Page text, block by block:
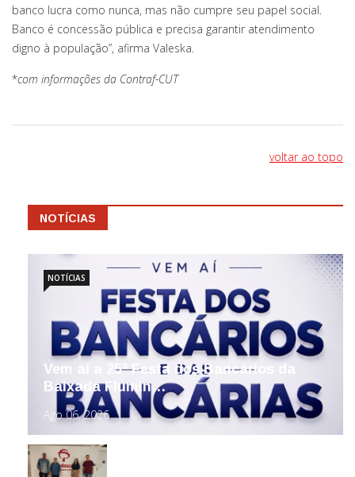
banco lucra como nunca, mas não cumpre seu papel social.
Banco é concessão pública e precisa garantir atendimento
digno à população”, afirma Valeska.
*com informações da Contraf-CUT
voltar ao topo
NOTÍCIAS
Vem aí a 25ª Festa dos Bancários da
Baixada Flumin…
Ago 06, 2026
NOTÍCIAS